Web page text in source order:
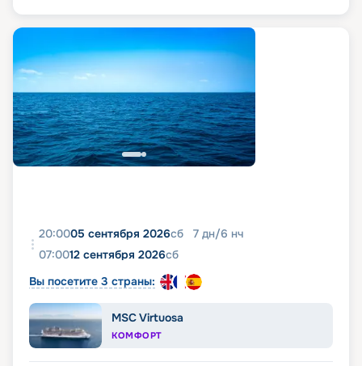
20:0005 сентября 2026сб 7 дн/6 нч
07:0012 сентября 2026сб
Вы посетите 3 страны:
MSC Virtuosa
КОМФОРТ